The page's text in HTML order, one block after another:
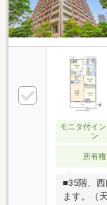
モニタ付イ
ン
所有権
■35階、
ます。（